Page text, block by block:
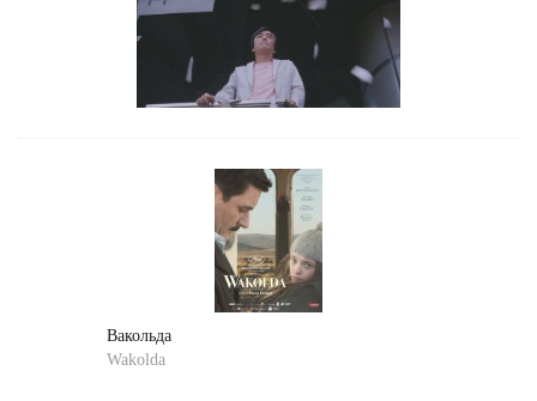
Вакольда
Wakolda